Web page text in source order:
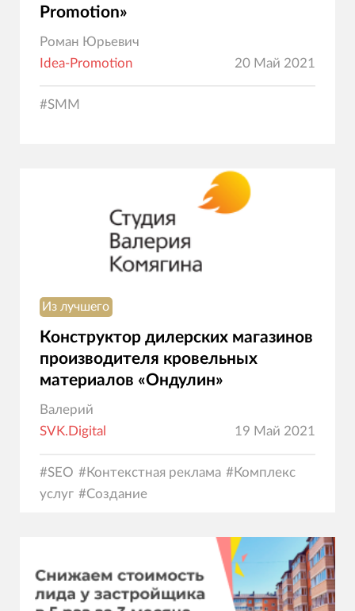
Promotion»
Роман Юрьевич
Idea-Promotion
20 Май 2021
#SMM
Из лучшего
Конструктор дилерских магазинов
производителя кровельных
материалов «Ондулин»
Валерий
SVK.Digital
19 Май 2021
#SEO #Контекстная реклама #Комплекс
услуг #Создание